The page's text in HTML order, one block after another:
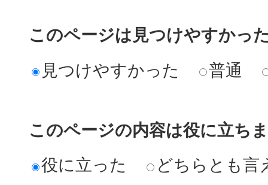
このページは見つけやすかっ
見つけやすかった
普通
このページの内容は役に立ち
役に立った
どちらとも言